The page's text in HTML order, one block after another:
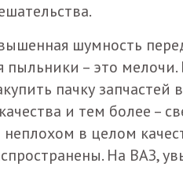
шумность
– это мелочи.
пачку
и тем более –
в целом
На ВАЗ,